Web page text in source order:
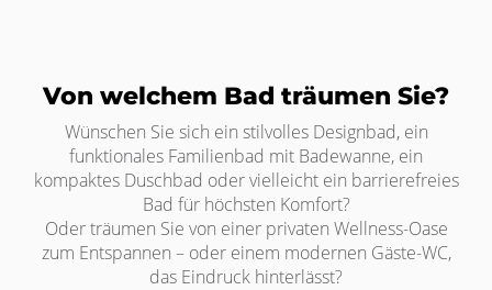
Von welchem Bad träumen Sie?
Wünschen Sie sich ein stilvolles Designbad, ein
funktionales Familienbad mit Badewanne, ein
kompaktes Duschbad oder vielleicht ein barrierefreies
Bad für höchsten Komfort?
Oder träumen Sie von einer privaten Wellness-Oase
zum Entspannen – oder einem modernen Gäste-WC,
das Eindruck hinterlässt?